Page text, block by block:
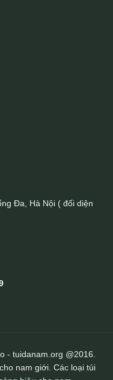
Đa, Hà Nội ( đối diện
- tuidanam.org @2016.
nam giới. Các loại túi